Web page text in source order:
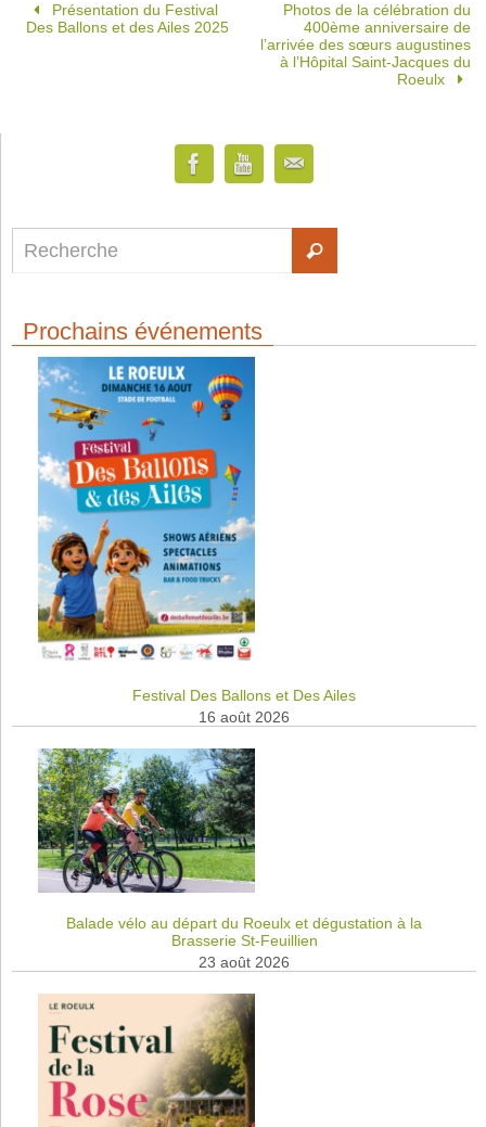
Présentation du Festival
Des Ballons et des Ailes 2025
Photos de la célébration du
400ème anniversaire de
l’arrivée des sœurs augustines
à l’Hôpital Saint-Jacques du
Roeulx
Prochains événements
Festival Des Ballons et Des Ailes
16 août 2026
Balade vélo au départ du Roeulx et dégustation à la
Brasserie St-Feuillien
23 août 2026